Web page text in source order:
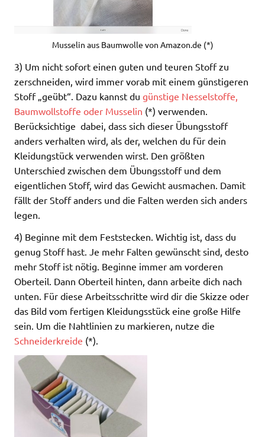
Musselin aus Baumwolle von Amazon.de (*)
3) Um nicht sofort einen guten und teuren Stoff zu
zerschneiden, wird immer vorab mit einem günstigeren
Stoff „geübt“. Dazu kannst du günstige Nesselstoffe,
Baumwollstoffe oder Musselin (*) verwenden.
Berücksichtige dabei, dass sich dieser Übungsstoff
anders verhalten wird, als der, welchen du für dein
Kleidungstück verwenden wirst. Den größten
Unterschied zwischen dem Übungsstoff und dem
eigentlichen Stoff, wird das Gewicht ausmachen. Damit
fällt der Stoff anders und die Falten werden sich anders
legen.
4) Beginne mit dem Feststecken. Wichtig ist, dass du
genug Stoff hast. Je mehr Falten gewünscht sind, desto
mehr Stoff ist nötig. Beginne immer am vorderen
Oberteil. Dann Oberteil hinten, dann arbeite dich nach
unten. Für diese Arbeitsschritte wird dir die Skizze oder
das Bild vom fertigen Kleidungsstück eine große Hilfe
sein. Um die Nahtlinien zu markieren, nutze die
Schneiderkreide (*).